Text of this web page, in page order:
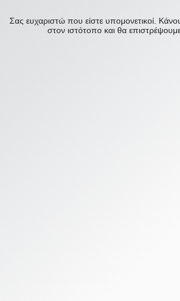
Σας ευχαριστώ που είστε υπομονετικοί.
στον ιστότοπο και θα